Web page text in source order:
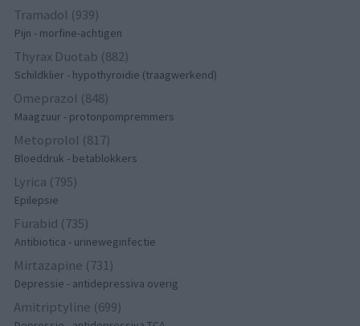
Tramadol (939)
Pijn - morfine-achtigen
Thyrax Duotab (882)
Schildklier - hypothyroidie (traagwerkend)
Omeprazol (848)
Maagzuur - protonpompremmers
Metoprolol (817)
Bloeddruk - betablokkers
Lyrica (795)
Epilepsie
Furabid (735)
Antibiotica - urineweginfectie
Mirtazapine (731)
Depressie - antidepressiva overig
Amitriptyline (699)